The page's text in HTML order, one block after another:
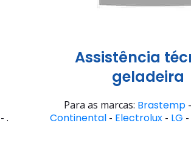
- .
Assistência
geladeira
Para as marcas: Brastemp-
Continental - Electrolux - LG -